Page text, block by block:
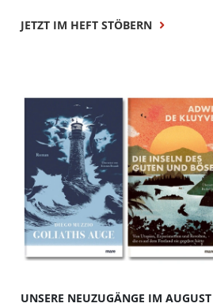
JETZT IM HEFT STÖBERN
UNSERE NEUZUGÄNGE IM AUGUST